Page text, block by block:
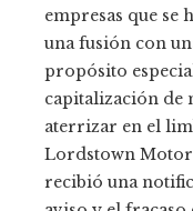
empresas que se
una fusión con
propósito
capitalización de
aterrizar en el
Lordstown
recibió una